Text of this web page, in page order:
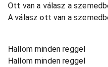
Ott van a válasz a
A válasz ott van a
Hallom minden reggel
Hallom minden reggel